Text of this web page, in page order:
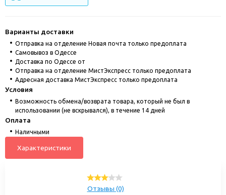
Варианты доставки
Отправка на отделение Новая почта только предоплата
Cамовывоз в Одессе
Доставка по Одессе от
Отправка на отделение МистЭкспресс только предоплата
Адресная доставка МистЭкспресс только предоплата
Условия
Возможность обмена/возврата товара, который не был в
использовании (не вскрывался), в течение 14 дней
Оплата
Наличными
Характеристики
Отзывы (0)